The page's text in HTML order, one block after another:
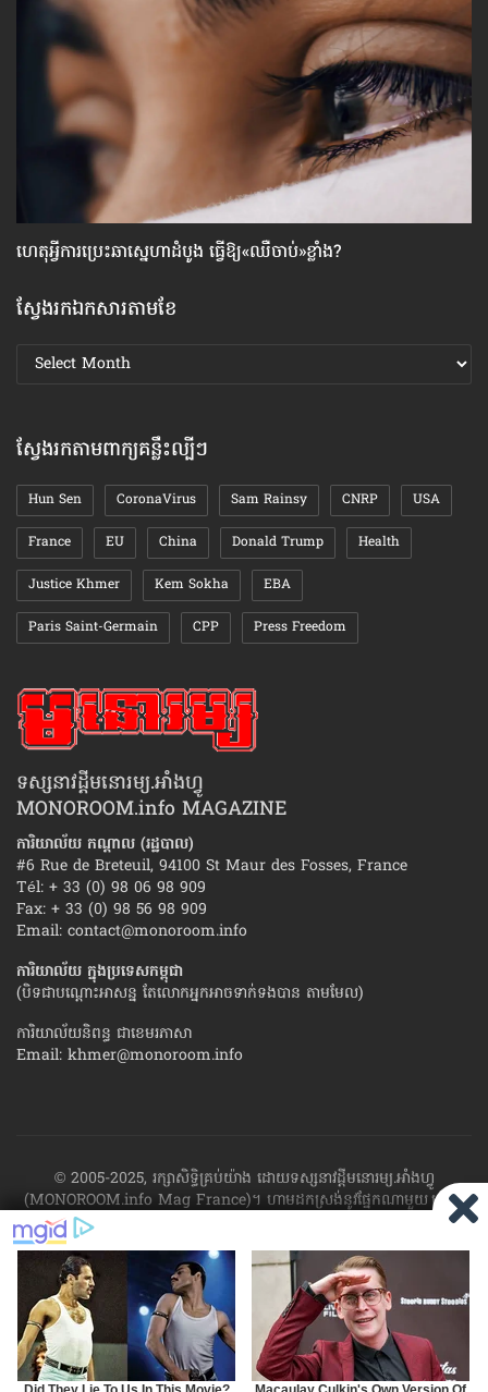
ហេតុអ្វី​ការប្រេះឆា​ស្នេហា​ដំបូង ធ្វើ​ឱ្យ​«ឈឺចាប់»​ខ្លាំង?
ស្វែងរកឯកសារតាមខែ
ស្វែងរក
ឯកសារ
ស្វែងរកតាមពាក្យគន្លឹះល្បីៗ
Hun Sen CoronaVirus Sam Rainsy CNRP USA
France EU China Donald Trump Health
Justice Khmer Kem Sokha EBA
Paris Saint-Germain CPP Press Freedom
ទស្សនាវដ្ដីមនោរម្យ.អាំងហ្វូ
MONOROOM.info MAGAZINE
ការិយាល័យ កណ្ដាល (រដ្ឋបាល)
#6 Rue de Breteuil, 94100 St Maur des Fosses, France
Tél: + 33 (0) 98 06 98 909
Fax: + 33 (0) 98 56 98 909
Email: contact@monoroom.info
ការិយាល័យ ក្នុង​ប្រទេស​កម្ពុជា
(បិទជាបណ្ដោះអាសន្ន តែលោកអ្នកអាចទាក់ទងបាន តាមមែល)
ការិយាល័យនិពន្ធ ជាខេមរភាសា
Email: khmer@monoroom.info
© 2005-2025, រក្សាសិទ្ធិគ្រប់យ៉ាង ដោយទស្សនាវដ្ដី​មនោរម្យ.អាំងហ្វូ
(MONOROOM.info Mag France)។ ហាម​ដក​ស្រង់​នូវ​ផ្នែក​ណា​មួយ​ ឬ​ផ្នែក​
ទាំង​អស់ ​នៃ​ការ​ផ្សាយ​របស់​ទស្សនាវដ្ដី​​មនោរម្យ.អាំងហ្វូ យក​ទៅ​​បោះពុម្ព នៅ
លើក្រដាស ឬតាម​ប្រព័ន្ធ​អេឡិច​ត្រូនិច - ផ្សាយ​តាម​រលក​ធាតុអាកាស ឬតាមប្រព័ន្ធ
អេឡិចត្រូនិច - សរសេរ​ឡើង​វិញ ឬ​ចែក​ចាយ​ តាមវិធីណាក៏ដោយ ដោយ​គ្មាន​ការ​
យល់ព្រម ជា​លាយ​លក្ខណ៍​អក្សរ​ ពី​ចាងហ្វាង​ការ​ផ្សាយ​។ផ្ទុយមកវិញ ដើម្បី​ទទួល​
បាននូវសិទ្ធិ​ទាំងនេះ សូម​ទាក់​ទង​មក​ទស្សនាវដ្ដី។
RSS SP MIRROR ARCHIVE